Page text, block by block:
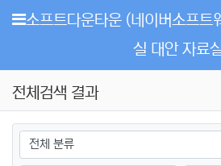
메뉴
소프트다운타운 (네이버소프트
실 대안 자료
전체검색 결과
그룹